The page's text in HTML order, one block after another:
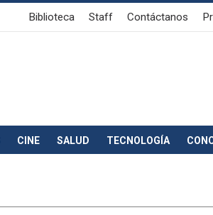
Biblioteca Staff Contáctanos
CINE SALUD TECNOLOGÍA